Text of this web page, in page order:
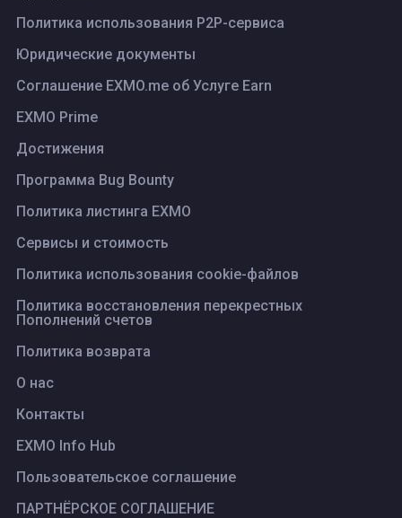
Политика использования P2P-сервиса
Юридические документы
Соглашение EXMO.me об Услуге Earn
EXMO Prime
Достижения
Программа Bug Bounty
Политика листинга ЕХМО
Сервисы и стоимость
Политика использования cookie-файлов
Политика восстановления перекрестных
Пополнений счетов
Политика возврата
О нас
Контакты
EXMO Info Hub
Пользовательское соглашение
ПАРТНЁРСКОЕ СОГЛАШЕНИЕ